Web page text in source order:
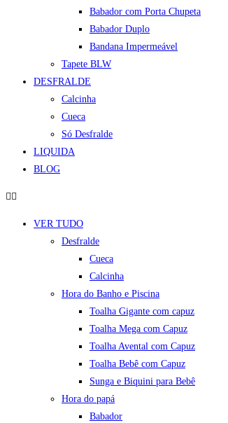
Babador com Porta Chupeta
Babador Duplo
Bandana Impermeável
Tapete BLW
DESFRALDE
Calcinha
Cueca
Só Desfralde
LIQUIDA
BLOG
VER TUDO
Desfralde
Cueca
Calcinha
Hora do Banho e Piscina
Toalha Gigante com capuz
Toalha Mega com Capuz
Toalha Avental com Capuz
Toalha Bebê com Capuz
Sunga e Biquini para Bebê
Hora do papá
Babador